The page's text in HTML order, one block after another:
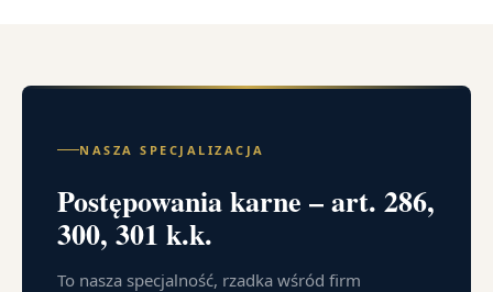
NASZA SPECJALIZACJA
Postępowania karne – art. 286,
300, 301 k.k.
To nasza specjalność, rzadka wśród firm